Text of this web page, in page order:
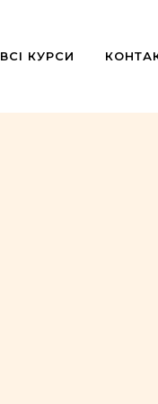
ВСІ КУРСИ